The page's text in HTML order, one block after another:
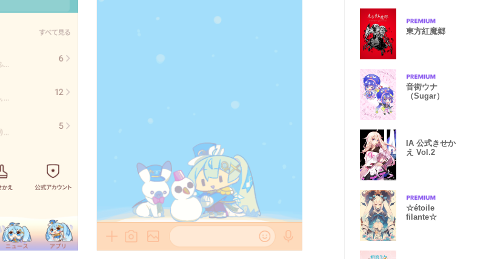
東方紅魔郷
音街ウナ
（Sugar）
IA 公式きせか
え Vol.2
☆étoile
filante☆